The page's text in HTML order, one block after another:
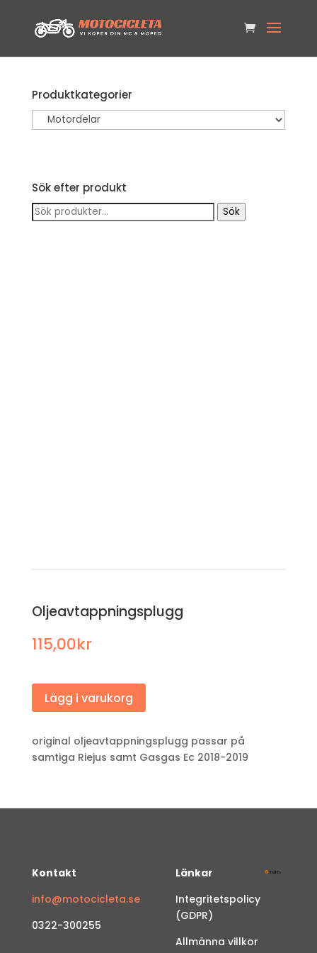
Produktkategorier
Sök efter produkt
Sök
Sök
Oljeavtappningsplugg
115,00kr
Lägg i varukorg
original oljeavtappningsplugg passar på
samtiga Riejus samt Gasgas Ec 2018-2019
Kontakt
info@motocicleta.se
0322-300255
Länkar
Integritetspolicy
(GDPR)
Allmänna villkor